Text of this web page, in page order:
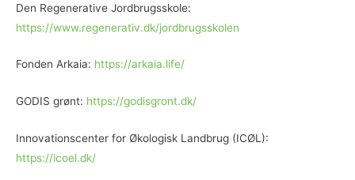
Den Regenerative Jordbrugsskole:
https://www.regenerativ.dk/jordbrugsskolen
Fonden Arkaia: https://arkaia.life/
GODIS grønt: https://godisgront.dk/
Innovationscenter for Økologisk Landbrug (ICØL):
https://icoel.dk/